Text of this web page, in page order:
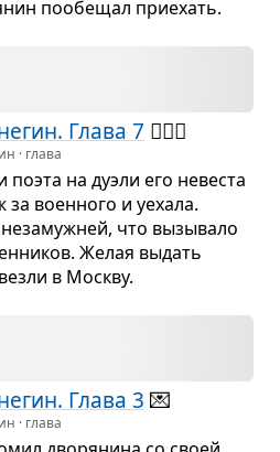
пообе­щал при­е­хать.
Глава 7 🚶🏻‍♀️
· глава
поэта на дуэли его неве­ста
воен­ного и уехала.
неза­муж­ней, что вызы­вало
Желая выдать
в Москву.
Глава 3 💌
· глава